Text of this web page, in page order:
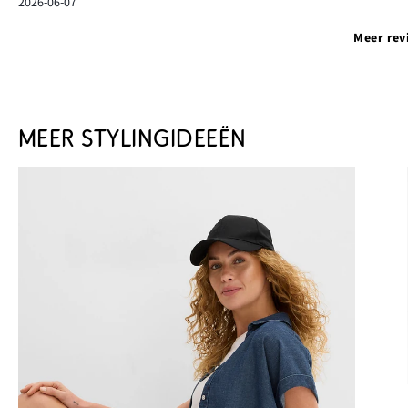
Meer
MEER STYLINGIDEEËN